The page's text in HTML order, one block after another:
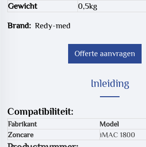
Gewicht
0,5kg
Brand: Redy-med
Offerte aanvragen
Inleiding
Compatibiliteit:
Fabrikant
Model
Zoncare
iMAC 1800